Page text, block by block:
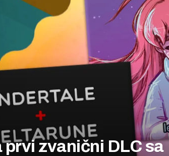
zvanični DLC sa